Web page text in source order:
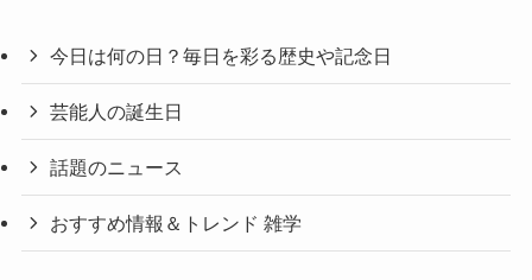
今日は何の日？毎日を彩る歴史や記念日
芸能人の誕生日
話題のニュース
おすすめ情報＆トレンド 雑学